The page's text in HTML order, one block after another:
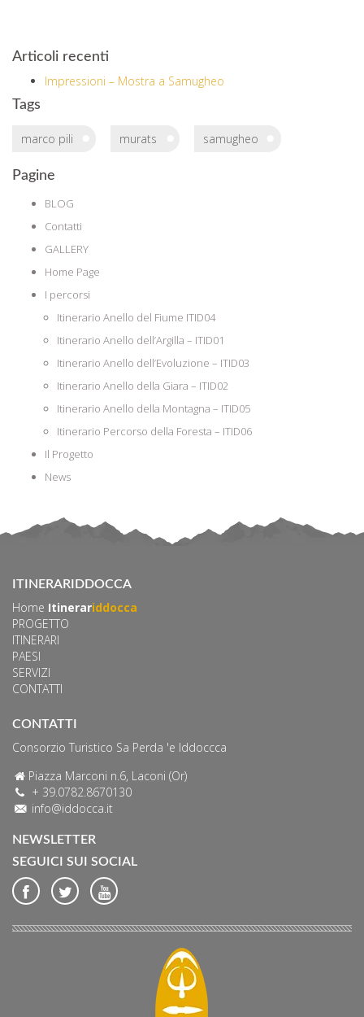
Articoli recenti
Impressioni – Mostra a Samugheo
Tags
marco pili murats samugheo
Pagine
BLOG
Contatti
GALLERY
Home Page
I percorsi
Itinerario Anello del Fiume ITID04
Itinerario Anello dell’Argilla – ITID01
Itinerario Anello dell’Evoluzione – ITID03
Itinerario Anello della Giara – ITID02
Itinerario Anello della Montagna – ITID05
Itinerario Percorso della Foresta – ITID06
Il Progetto
News
ITINERARIDDOCCA
Home Itinerariddocca
PROGETTO
ITINERARI
PAESI
SERVIZI
CONTATTI
CONTATTI
Consorzio Turistico Sa Perda 'e Iddoccca
Piazza Marconi n.6, Laconi (Or)
+ 39.0782.8670130
info@iddocca.it
NEWSLETTER
SEGUICI SUI SOCIAL